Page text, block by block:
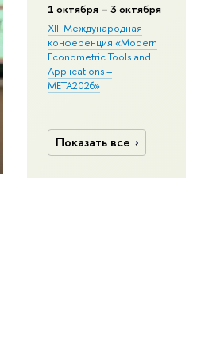
1 октября – 3 октября
XIII Международная
конференция «Modern
Econometric Tools and
Applications –
META2026»
Показать все